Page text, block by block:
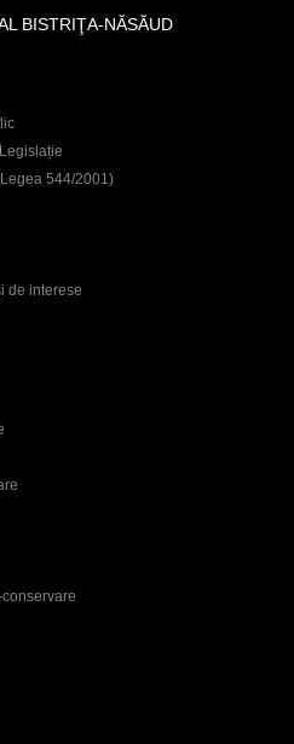
BISTRIŢA-NĂSĂUD
544/2001)
de interese